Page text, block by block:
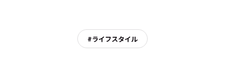
#ライフスタイル